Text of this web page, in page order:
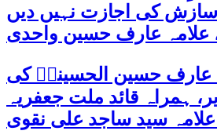
کی اجازت نہیں دیں
علامہ عارف حسین واحدی
عارف حسین الحسینیؒ کی
ہمراہ قائد ملت جعفریہ
علامہ سید ساجد علی نقوی